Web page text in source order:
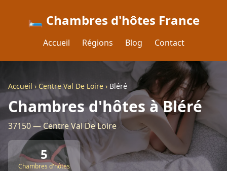
🛏️ Chambres d'hôtes France
Accueil Régions Blog Contact
Accueil › Centre Val De Loire › Bléré
Chambres d'hôtes à Bléré
37150 — Centre Val De Loire
5
Chambres d'hôtes